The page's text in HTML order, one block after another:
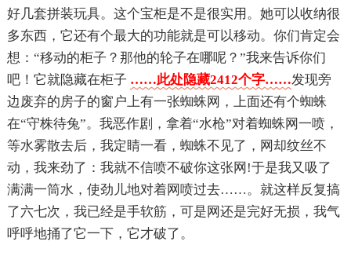
好几套拼装玩具。这个宝柜是不是很实用。她可以收纳很
多东西，它还有个最大的功能就是可以移动。你们肯定会
想：“移动的柜子？那他的轮子在哪呢？”我来告诉你们
吧！它就隐藏在柜子 ……此处隐藏2412个字……发现旁
边废弃的房子的窗户上有一张蜘蛛网，上面还有个蜘蛛
在“守株待兔”。我恶作剧，拿着“水枪”对着蜘蛛网一喷，
等水雾散去后，我定睛一看，蜘蛛不见了，网却纹丝不
动，我来劲了：我就不信喷不破你这张网!于是我又吸了
满满一筒水，使劲儿地对着网喷过去……。就这样反复搞
了六七次，我已经是手软筋，可是网还是完好无损，我气
呼呼地捅了它一下，它才破了。